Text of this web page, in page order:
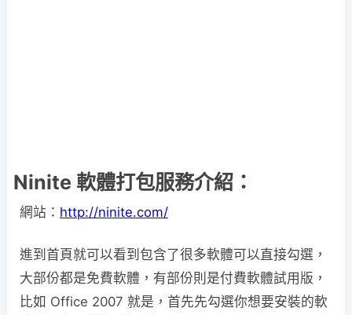
Ninite 軟體打包服務介紹：
網站： http://ninite.com/
進到首頁就可以看到包含了很多軟體可以直接勾選，
大部份都是免費軟體，有部份則是付費軟體試用版，
比如 Office 2007 就是，首先先勾選你想要安裝的軟